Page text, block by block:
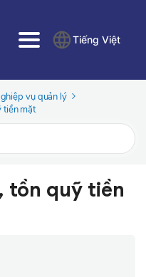
Tiếng Việt
vụ quản lý
tiền mặt
tồn quỹ tiền